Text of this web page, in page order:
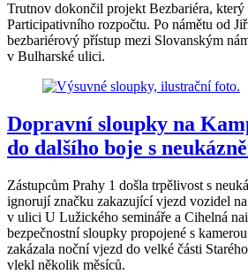
Trutnov dokončil projekt Bezbariéra,
Participativního rozpočtu. Po námětu od
bezbariérový přístup mezi Slovanským
v Bulharské ulici.
Dopravní sloupky na
do dalšího boje s
Zástupcům Prahy 1 došla trpělivost s
ignorují značku zakazující vjezd vozidel
v ulici U Lužického semináře a Cihelná
bezpečnostní sloupky propojené s
zakázala noční vjezd do velké části
vlekl několik měsíců.